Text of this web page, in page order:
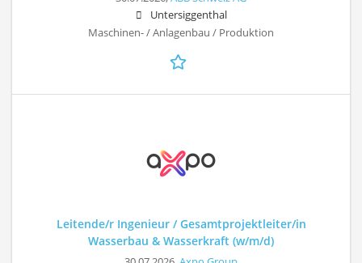
Untersiggenthal
Maschinen- / Anlagenbau / Produktion
Leitende/r Ingenieur / Gesamtprojektleiter/in
Wasserbau & Wasserkraft (w/m/d)